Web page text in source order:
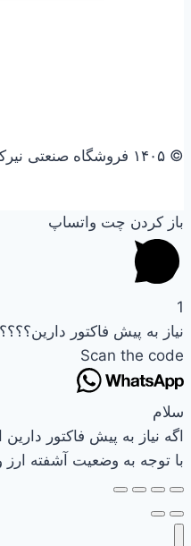
© ۱۴۰۵ فروشگاه صنعتی نیرکو - قالب وردپرس توسط
باز کردن چت واتساپ
1
نیاز به پیش فاکتور
Scan the code
سلام
اگه نیاز به پیش فاکتور
با توجه به وضعیت آشفته ارز